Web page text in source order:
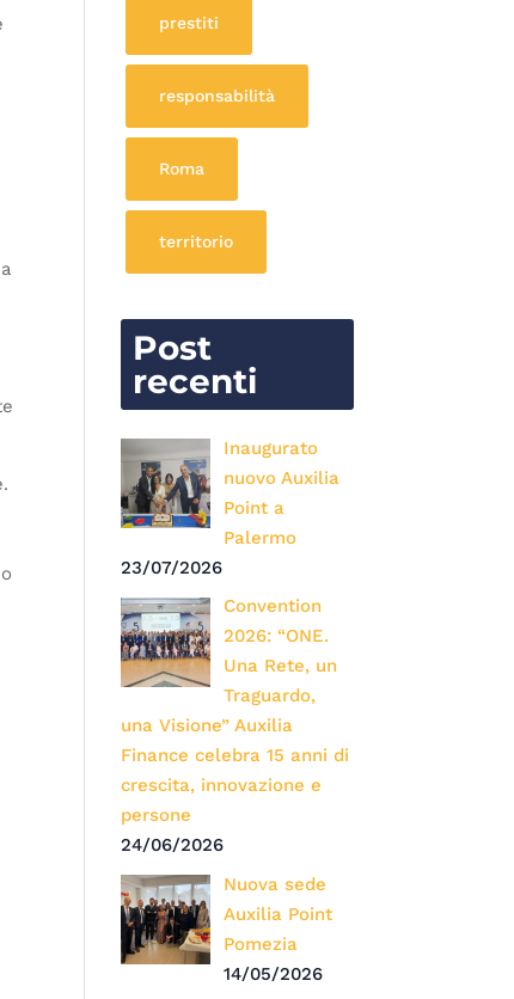
prestiti
responsabilità
Roma
territorio
Post
recenti
Inaugurato
nuovo Auxilia
Point a
Palermo
23/07/2026
Convention
2026: “ONE.
Una Rete, un
Traguardo,
una Visione” Auxilia
Finance celebra 15 anni di
crescita, innovazione e
persone
24/06/2026
Nuova sede
Auxilia Point
Pomezia
14/05/2026